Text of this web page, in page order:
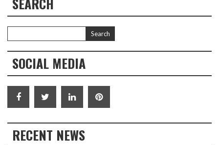
SOCIAL MEDIA
RECENT NEWS